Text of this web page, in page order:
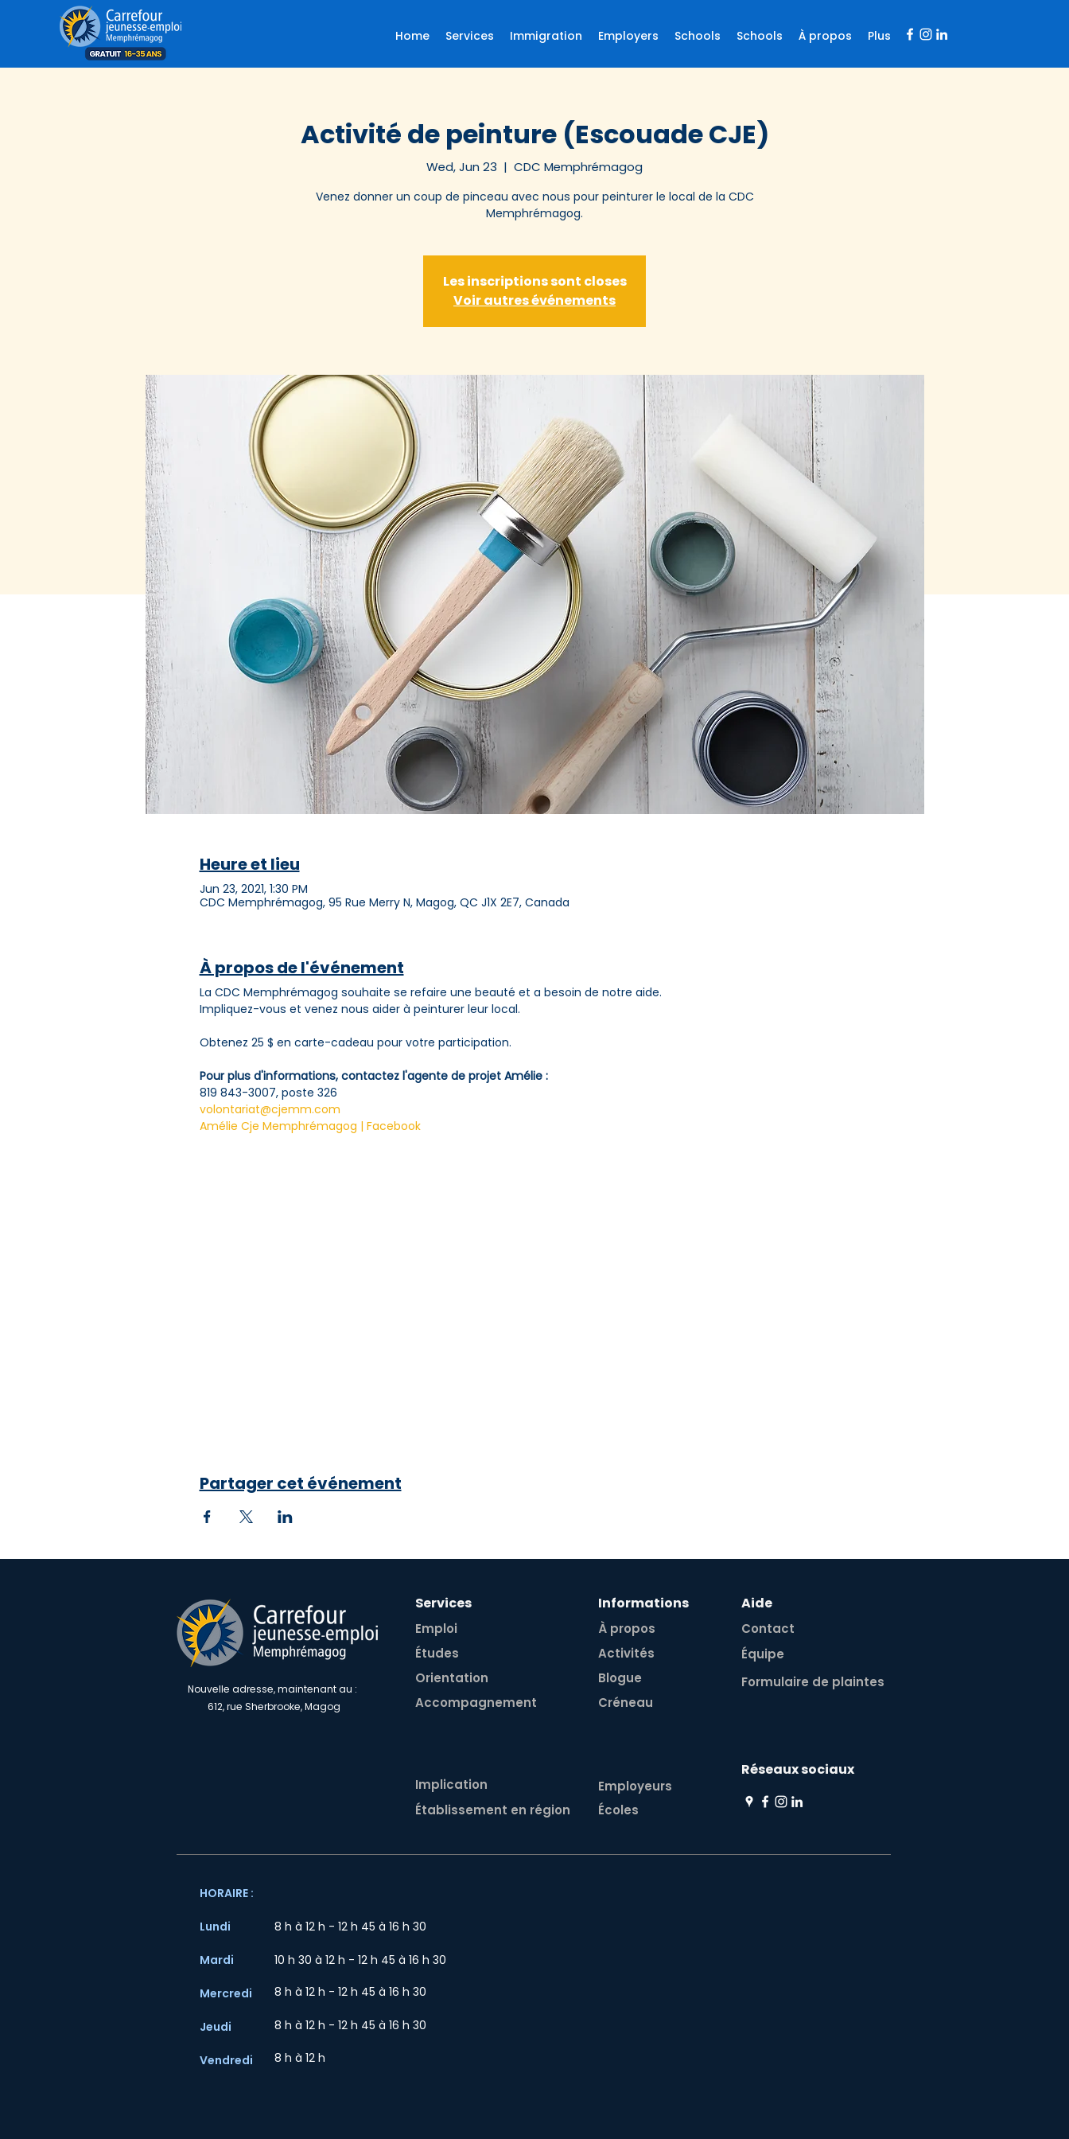
Home Services Immigration Employers Schools Schools À propos Plus
Activité de peinture (Escouade CJE)
Wed, Jun 23
  |
CDC Memphrémagog
Venez donner un coup de pinceau avec nous pour peinturer le local de la CDC
Memphrémagog.
Les inscriptions sont closes
Voir autres événements
Heure et lieu
Jun 23, 2021, 1:30 PM
CDC Memphrémagog, 95 Rue Merry N, Magog, QC J1X 2E7, Canada
À propos de l'événement
La CDC Memphrémagog souhaite se refaire une beauté et a besoin de notre aide.
Impliquez-vous et venez nous aider à peinturer leur local.
Obtenez 25 $ en carte-cadeau pour votre participation.
Pour plus d'informations, contactez l'agente de projet Amélie :
819 843-3007, poste 326
volontariat@cjemm.com
Amélie Cje Memphrémagog | Facebook
Partager cet événement
Nouvelle adresse, maintenant au :
612, rue Sherbrooke, Magog
Services
Emploi
Études
Orientation
Accompagnement
Implication
Établissement en région
Informations
À propos
Activités
Aide
Contact
Équipe
Blogue
Créneau
Employeurs
Écoles
Réseaux sociaux
HORAIRE :
Lundi
Mardi
Mercredi
Jeudi
Vendredi
8 h à 12 h - 12 h 45 à 16 h 30
10 h 30 à 12 h - 12 h 45 à 16 h 30
8 h à 12 h - 12 h 45 à 16 h 30
8 h à 12 h - 12 h 45 à 16 h 30
8 h à 12 h
Formulaire de plaintes